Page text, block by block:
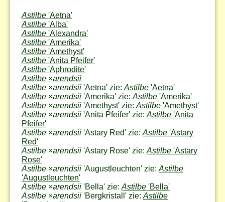
Astilbe 'Aetna'
Astilbe 'Alba'
Astilbe 'Alexandra'
Astilbe 'Amerika'
Astilbe 'Amethyst'
Astilbe 'Anita Pfeifer'
Astilbe 'Aphrodite'
Astilbe ×arendsii
Astilbe ×arendsii 'Aetna' zie: Astilbe 'Aetna'
Astilbe ×arendsii 'Amerika' zie: Astilbe 'Amerika'
Astilbe ×arendsii 'Amethyst' zie: Astilbe 'Amethyst'
Astilbe ×arendsii 'Anita Pfeifer' zie: Astilbe 'Anita
Pfeifer'
Astilbe ×arendsii 'Astary Red' zie: Astilbe 'Astary
Red'
Astilbe ×arendsii 'Astary Rose' zie: Astilbe 'Astary
Rose'
Astilbe ×arendsii 'Augustleuchten' zie: Astilbe
'Augustleuchten'
Astilbe ×arendsii 'Bella' zie: Astilbe 'Bella'
Astilbe ×arendsii 'Bergkristall' zie: Astilbe